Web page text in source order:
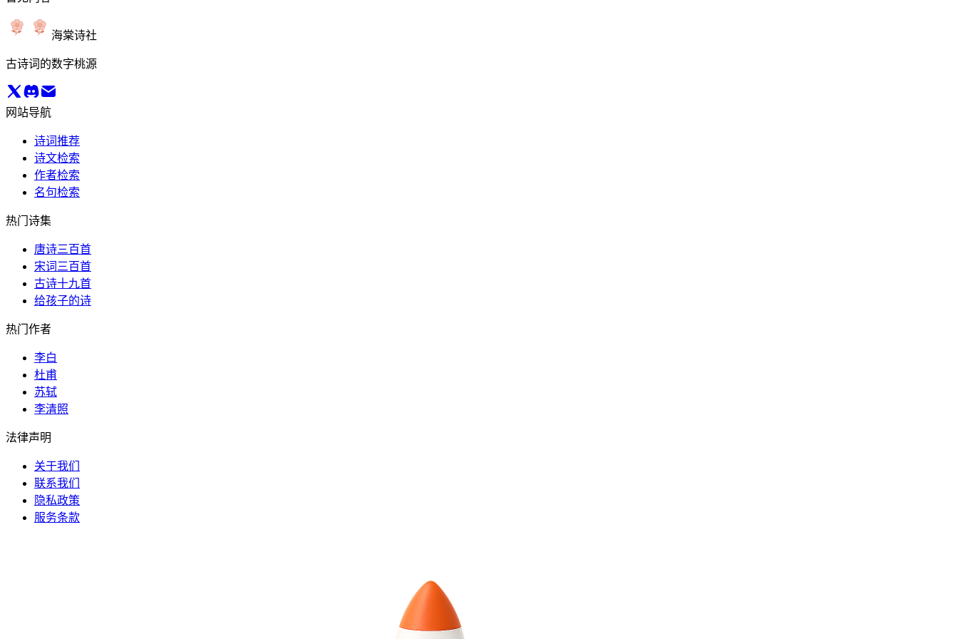
海棠诗社
古诗词的数字桃源
网站导航
诗词推荐
诗文检索
作者检索
名句检索
热门诗集
唐诗三百首
宋词三百首
古诗十九首
给孩子的诗
热门作者
李白
杜甫
苏轼
李清照
法律声明
关于我们
联系我们
隐私政策
服务条款